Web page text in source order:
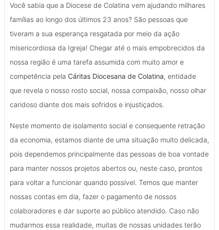
Você sabia que a Diocese de Colatina vem ajudando milhares
famílias ao longo dos últimos 23 anos? São pessoas que
tiveram a sua esperança resgatada por meio da ação
misericordiosa da Igreja! Chegar até o mais empobrecidos da
nossa região é uma tarefa assumida com muito amor e
competência pela Cáritas Diocesana de Colatina, entidade
que revela o nosso rosto social, nossa compaixão, nosso olhar
caridoso diante dos mais sofridos e injustiçados.
Neste momento de isolamento social e consequente retração
da economia, estamos diante de uma situação muito delicada,
pois dependemos principalmente das pessoas de boa vontade
para manter nossos projetos abertos ou, neste caso, prontos
para voltar a funcionar quando possível. Temos que manter
nossas contas em dia, fazer o pagamento de nossos
colaboradores e dar suporte ao público atendido. Caso não
mudarmos essa realidade, muitas de nossas unidades terão